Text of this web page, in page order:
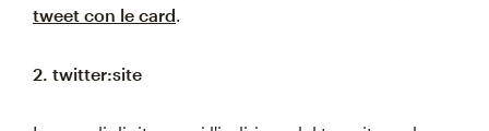
tweet con le card.
2. twitter:site